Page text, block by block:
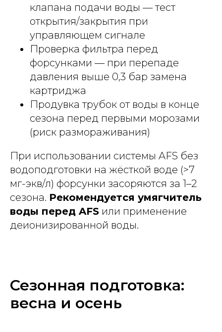
клапана подачи воды — тест
открытия/закрытия при
управляющем сигнале
Проверка фильтра перед
форсунками — при перепаде
давления выше 0,3 бар замена
картриджа
Продувка трубок от воды в конце
сезона перед первыми морозами
(риск размораживания)
При использовании системы AFS без
водоподготовки на жёсткой воде (>7
мг-экв/л) форсунки засоряются за 1–2
сезона. Рекомендуется умягчитель
воды перед AFS или применение
деионизированной воды.
Сезонная подготовка:
весна и осень